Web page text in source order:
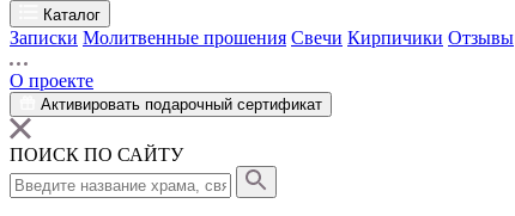
Каталог
Записки Молитвенные прошения Свечи Кирпичики Отзывы
О проекте
Активировать подарочный сертификат
ПОИСК ПО САЙТУ